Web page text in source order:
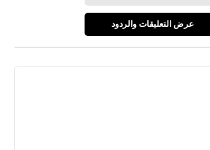
عرض التعليقات والردود